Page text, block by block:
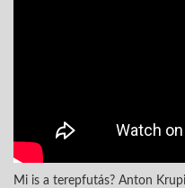
Mi is a terepfutás? Anton